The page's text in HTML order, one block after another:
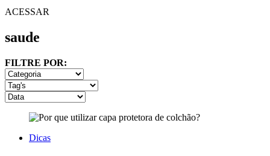
ACESSAR
saude
FILTRE POR:
Dicas